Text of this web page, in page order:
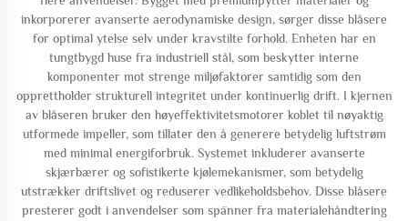
inkorporerer avanserte aerodynamiske design, sørger disse blåsere
for optimal ytelse selv under kravstilte forhold. Enheten har en
tungtbygd huse fra industriell stål, som beskytter interne
komponenter mot strenge miljøfaktorer samtidig som den
opprettholder strukturell integritet under kontinuerlig drift. I kjernen
av blåseren bruker den høyeffektivitetsmotorer koblet til nøyaktig
utformede impeller, som tillater den å generere betydelig luftstrøm
med minimal energiforbruk. Systemet inkluderer avanserte
skjærbærer og sofistikerte kjølemekanismer, som betydelig
utstrækker driftslivet og reduserer vedlikeholdsbehov. Disse blåsere
presterer godt i anvendelser som spänner fra materialehåndtering